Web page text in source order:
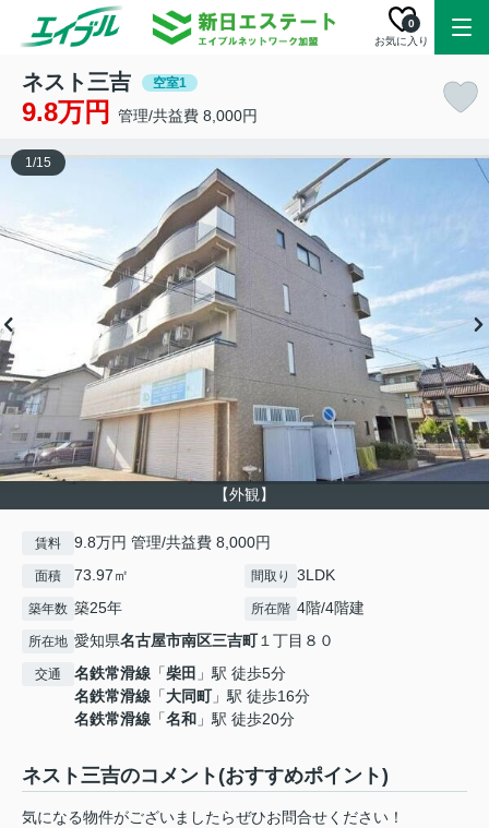
お気に入り
0
ネスト三吉 空室1
9.8万円 管理/共益費 8,000円
【外観】
1/15
賃料 9.8万円 管理/共益費 8,000円
面積 73.97㎡ 間取り 3LDK
築年数 築25年 所在階 4階/4階建
所在地 愛知県名古屋市南区三吉町１丁目８０
交通 名鉄常滑線 「柴田 」駅 徒歩5分
名鉄常滑線 「大同町」駅 徒歩16分
名鉄常滑線 「名和 」駅 徒歩20分
ネスト三吉のコメント(おすすめポイント)
気になる物件がございましたらぜひお問合せください！